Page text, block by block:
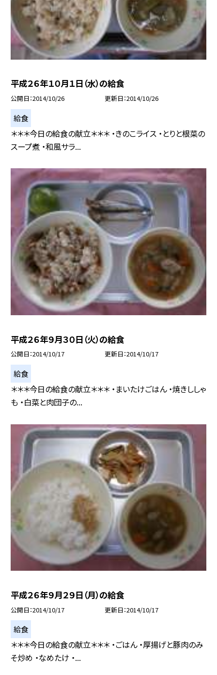
平成２６年１０月１日（水）の給食
公開日 2014/10/26 更新日 2014/10/26
給食
＊＊＊今日の給食の献立＊＊＊ ・きのこライス ・とりと根菜の
スープ煮 ・和風サラ...
平成２６年９月３０日（火）の給食
公開日 2014/10/17 更新日 2014/10/17
給食
＊＊＊今日の給食の献立＊＊＊ ・まいたけごはん ・焼きししゃ
も ・白菜と肉団子の...
平成２６年９月２９日（月）の給食
公開日 2014/10/17 更新日 2014/10/17
給食
＊＊＊今日の給食の献立＊＊＊ ・ごはん ・厚揚げと豚肉のみ
そ炒め ・なめたけ ・...